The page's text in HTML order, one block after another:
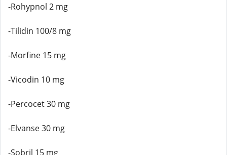
-Rohypnol 2 mg
-Tilidin 100/8 mg
-Morfine 15 mg
-Vicodin 10 mg
-Percocet 30 mg
-Elvanse 30 mg
-Sobril 15 mg